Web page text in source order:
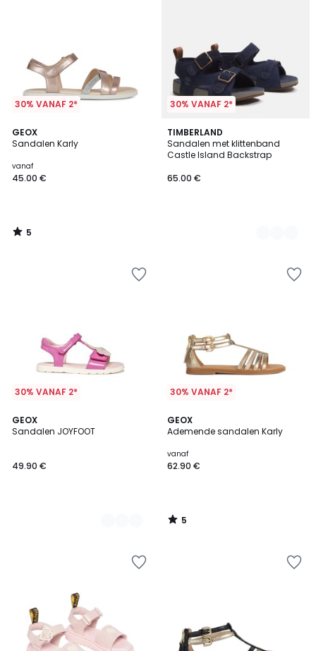
30% VANAF 2*
GEOX
Sandalen Karly
vanaf
45.00 €
5
/
5
/
30% VANAF 2*
TIMBERLAND
Sandalen met klittenband
Castle Island Backstrap
65.00 €
2
Kleuren
30% VANAF 2*
GEOX
Sandalen JOYFOOT
49.90 €
2
Kleuren
30% VANAF 2*
GEOX
Ademende sandalen Karly
vanaf
62.90 €
5
/
5
/